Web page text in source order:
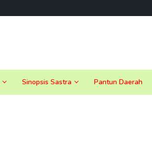
Sinopsis Sastra Pantun Daerah